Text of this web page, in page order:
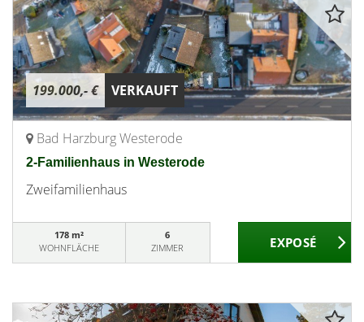
199.000,- € VERKAUFT
Bad Harzburg Westerode
2-Familienhaus in Westerode
Zweifamilienhaus
178 m²
WOHNFLÄCHE
6
ZIMMER